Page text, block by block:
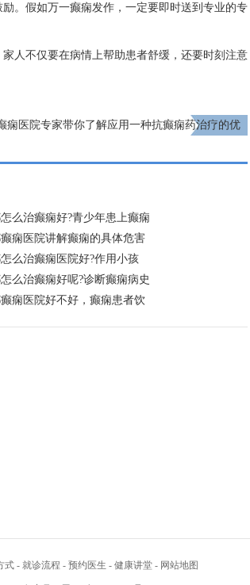
。假如万一癫痫发作，一定要即时送到专业的专
人不仅要在病情上帮助患者舒缓，还要时刻注意
痫医院专家带你了解应用一种抗癫痫药治疗的优
么治癫痫好?青少年患上癫痫
痫医院讲解癫痫的具体危害
么治癫痫医院好?作用小孩
么治癫痫好呢?诊断癫痫病史
痫医院好不好，癫痫患者饮
式 - 就诊流程 - 预约医生 - 健康讲堂 - 网站地图